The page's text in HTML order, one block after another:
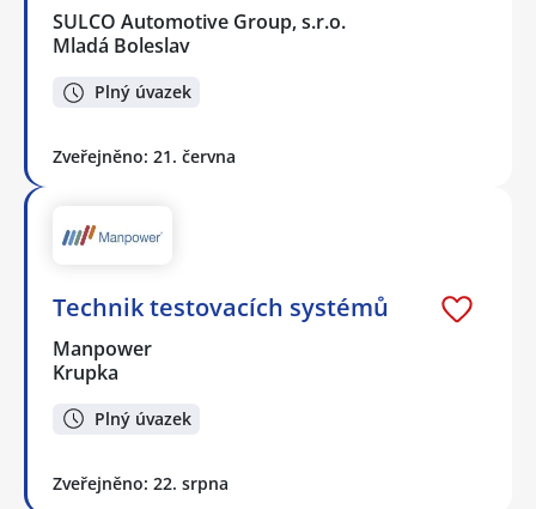
SULCO Automotive Group, s.r.o.
Mladá Boleslav
Plný úvazek
Zveřejněno: 21. června
Technik testovacích systémů
Manpower
Krupka
Plný úvazek
Zveřejněno: 22. srpna